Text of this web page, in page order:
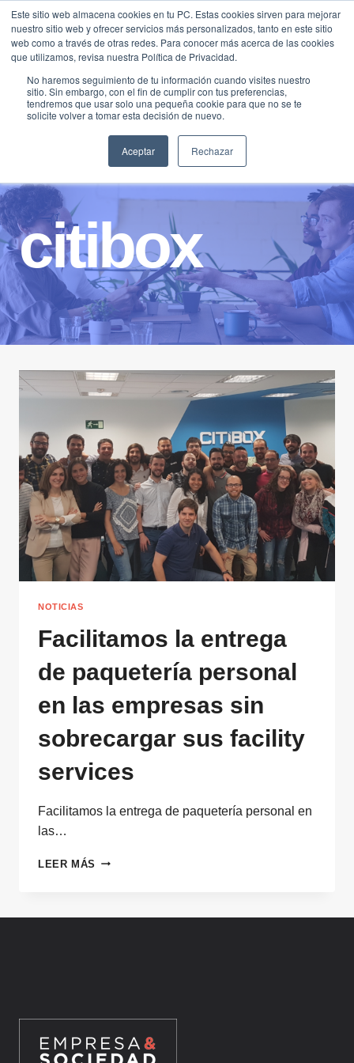
Este sitio web almacena cookies en tu PC. Estas cookies sirven para mejorar
nuestro sitio web y ofrecer servicios más personalizados, tanto en este sitio
web como a través de otras redes. Para conocer más acerca de las cookies
que utilizamos, revisa nuestra Política de Privacidad.
No haremos seguimiento de tu información cuando visites nuestro
sitio. Sin embargo, con el fin de cumplir con tus preferencias,
tendremos que usar solo una pequeña cookie para que no se te
solicite volver a tomar esta decisión de nuevo.
Aceptar Rechazar
Saltar
contenido
citibox
NOTICIAS
Facilitamos la entrega
de paquetería personal
en las empresas sin
sobrecargar sus facility
services
Facilitamos la entrega de paquetería personal en
las…
LEER MÁS FACILITAMOS
SOBRECARGAR
FACILITY
Traducir »